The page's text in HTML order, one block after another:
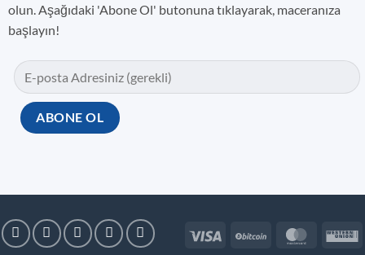
olun. Aşağıdaki 'Abone Ol' butonuna tıklayarak, maceranıza
başlayın!
Visa BitCoin